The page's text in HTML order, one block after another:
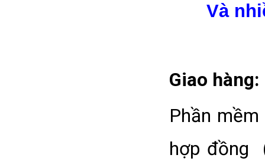
Và
Giao
Phần
hợp đồng